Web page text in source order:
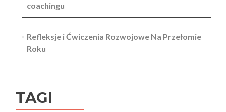
coachingu
Refleksje i Ćwiczenia Rozwojowe Na Przełomie
Roku
TAGI